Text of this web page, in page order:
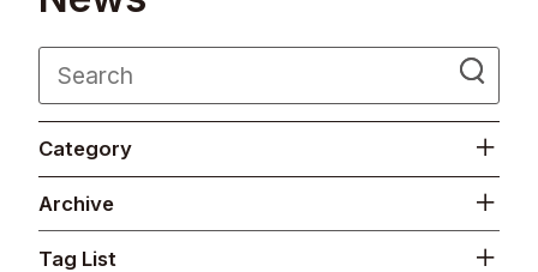
Company
Philosophy
Business
Category
Archive
Tag List